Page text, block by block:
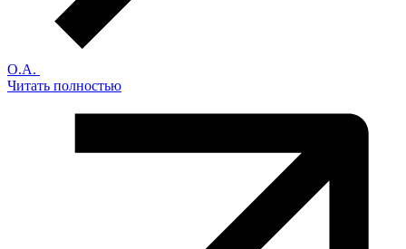
О.А.
Читать полностью